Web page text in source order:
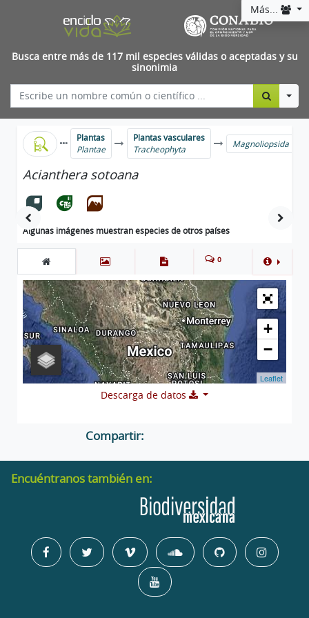
Más...
Busca entre más de 117 mil especies válidas o aceptadas y su
sinonimia
Plantas
Plantae
Plantas vasculares
Tracheophyta
Magnoliopsida
Acianthera sotoana
Algunas imágenes muestran especies de otros países
0
+
−
Leaflet
Descarga de datos
Compartir:
Encuéntranos también en: